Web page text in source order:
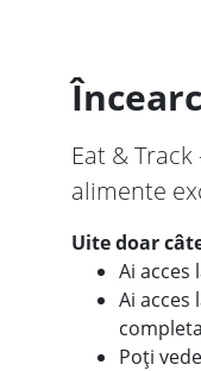
Eat &
alimente
Uite doar
Ai acces
Ai
Poți